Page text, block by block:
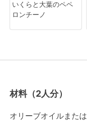
いくらと大葉のペペ
ロンチーノ
材料（2人分）
オリーブオイルまた